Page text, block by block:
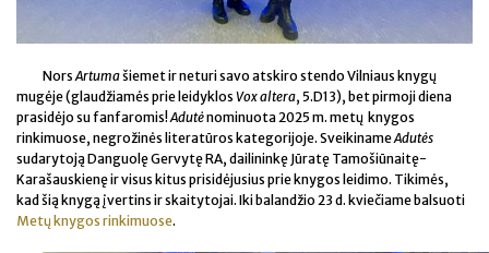
Nors Artumašiemet ir neturi savo atskiro stendo Vilniaus knygų
mugėje (glaudžiamės prie leidyklos Vox altera, 5.D13), bet pirmoji diena
prasidėjo su fanfaromis!Adutėnominuota 2025 m. metų knygos
rinkimuose, negrožinės literatūros kategorijoje. SveikinameAdutės
sudarytoją Danguolę Gervytę RA, dailininkę Jūratę Tamošiūnaitę-
Karašauskienę ir visus kitus prisidėjusius prie knygos leidimo. Tikimės,
kad šią knygą įvertins ir skaitytojai. Iki balandžio 23 d. kviečiame balsuoti
Metų knygos rinkimuose.